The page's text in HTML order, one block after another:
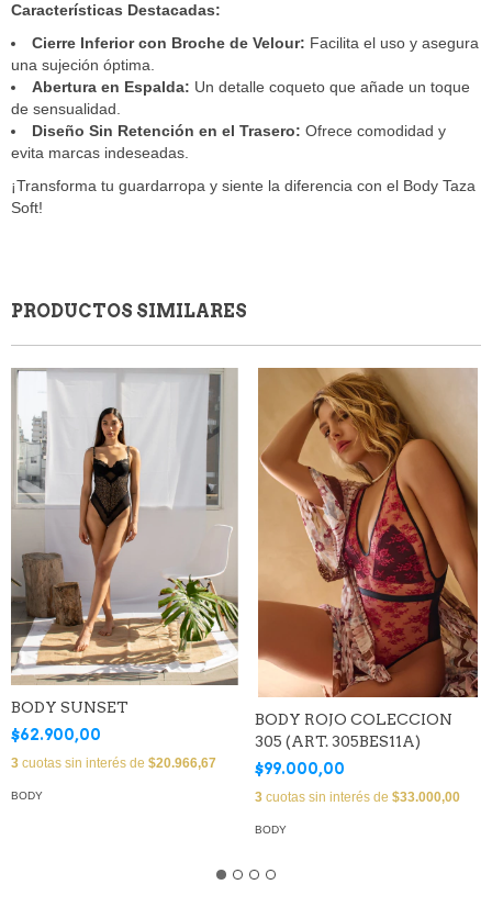
Características Destacadas:
Cierre Inferior con Broche de Velour: Facilita el uso y asegura
una sujeción óptima.
Abertura en Espalda: Un detalle coqueto que añade un toque
de sensualidad.
Diseño Sin Retención en el Trasero: Ofrece comodidad y
evita marcas indeseadas.
¡Transforma tu guardarropa y siente la diferencia con el Body Taza
Soft!
PRODUCTOS SIMILARES
BODY SUNSET
$62.900,00
3 cuotas sin interés de $20.966,67
BODY
BODY ROJO COLECCION
305 (ART. 305BES11A)
$99.000,00
3cuotas sin interés de $33.000,00
BODY